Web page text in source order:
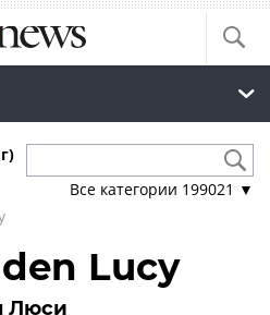
Все категории 199021 ▼
Lucy
Люси